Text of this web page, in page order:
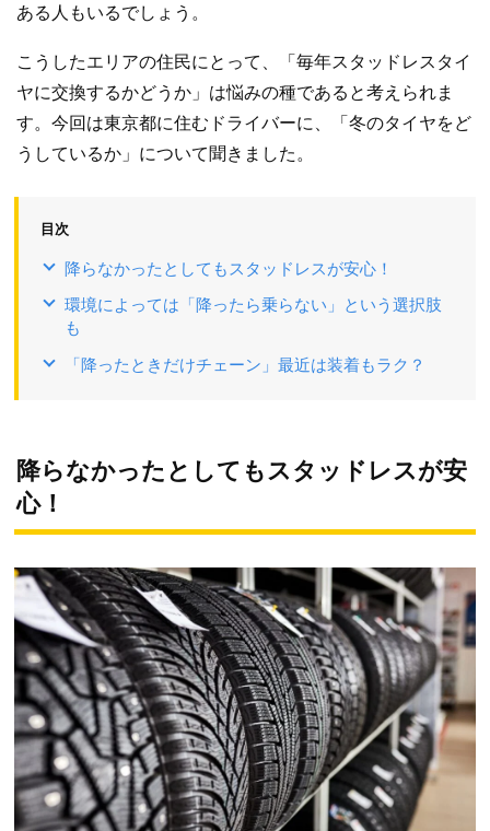
ある人もいるでしょう。
こうしたエリアの住民にとって、「毎年スタッドレスタイ
ヤに交換するかどうか」は悩みの種であると考えられま
す。今回は東京都に住むドライバーに、「冬のタイヤをど
うしているか」について聞きました。
目次
降らなかったとしてもスタッドレスが安心！
環境によっては「降ったら乗らない」という選択肢
も
「降ったときだけチェーン」最近は装着もラク？
降らなかったとしてもスタッドレスが安
心！